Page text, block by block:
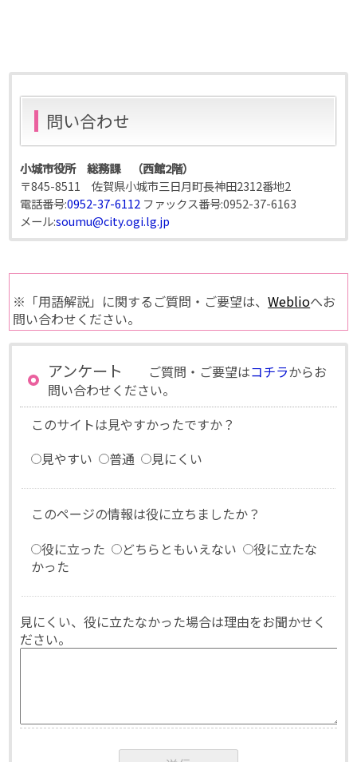
問い合わせ
小城市役所 総務課 （西館2階）
〒845-8511 佐賀県小城市三日月町長神田2312番地2
電話番号:0952-37-6112 ファックス番号:0952-37-6163
メール:soumu@city.ogi.lg.jp
※「用語解説」に関するご質問・ご要望は、Weblioへお
問い合わせください。
アンケート ご質問・ご要望はコチラからお
問い合わせください。
このサイトは見やすかったですか？
見やすい
普通 見にくい
このページの情報は役に立ちましたか？
役に立った
どちらともいえない
役に立たな
かった
見にくい、役に立たなかった場合は理由をお聞かせく
ださい。